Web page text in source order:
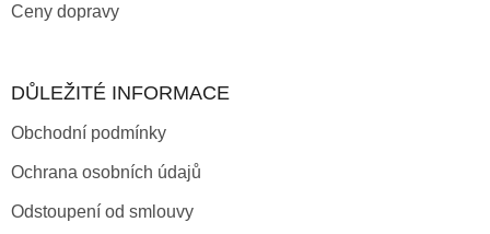
Ceny dopravy
DŮLEŽITÉ INFORMACE
Obchodní podmínky
Ochrana osobních údajů
Odstoupení od smlouvy